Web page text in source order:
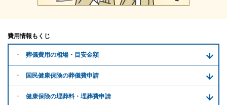
費用情報もくじ
葬儀費用の相場・目安金額
国民健康保険の葬儀費申請
健康保険の埋葬料・ 埋葬費申請